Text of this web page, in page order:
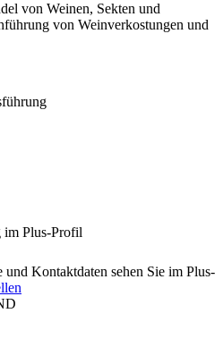
von Weinen, Sekten und
von Weinverkostungen und
im Plus-Profil
und Kontaktdaten sehen Sie im Plus-